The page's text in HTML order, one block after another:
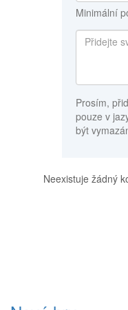
Minimální
Prosím,
pouze v
být
Neexistuje žádný